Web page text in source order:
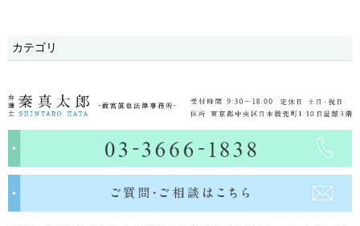
カテゴリ